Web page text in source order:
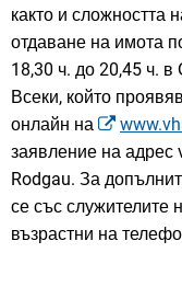
както и сложността
отдаване на имота
18,30 ч. до 20,45 ч.
Всеки, който
онлайн на
заявление на адрес
Rodgau. За
се със служителите
възрастни на